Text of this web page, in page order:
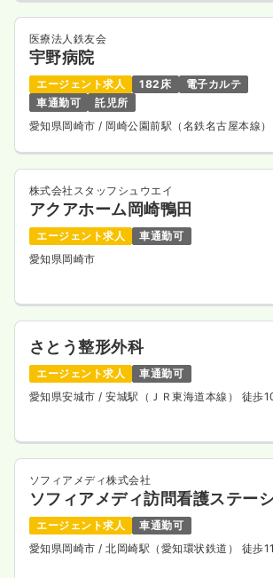
医療法人鉄友会
宇野病院
エージェント求人 182床
電子カルテ
車通勤可
託児所
愛知県岡崎市 / 岡崎公園前駅（名鉄名古屋本線）
株式会社スタッフシュウエイ
アクアホーム岡崎鴨田
エージェント求人
車通勤可
愛知県岡崎市
さとう整形外科
エージェント求人
車通勤可
愛知県安城市/ 安城駅（ＪＲ東海道本線） 徒歩
ソフィアメディ株式会社
ソフィアメディ訪問看護ステー
エージェント求人
車通勤可
愛知県岡崎市/ 北岡崎駅（愛知環状鉄道） 徒歩